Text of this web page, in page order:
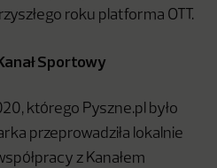
roku platforma OTT.
Sportowy
którego Pyszne.pl było
przeprowadziła lokalnie
z Kanałem